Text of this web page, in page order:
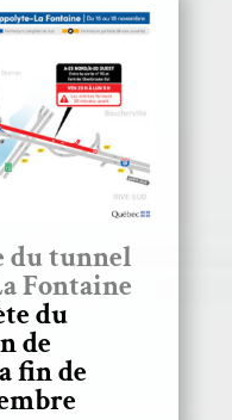
du tunnel
Fontaine
du
de
fin de